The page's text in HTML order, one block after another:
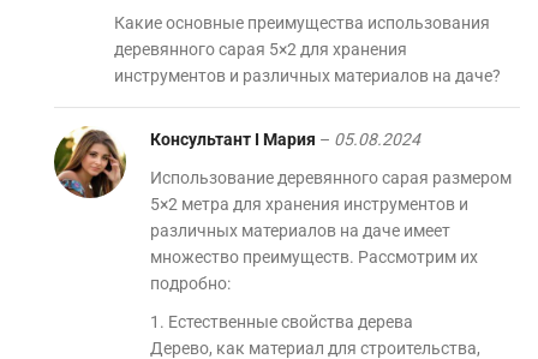
Какие основные преимущества использования
деревянного сарая 5×2 для хранения
инструментов и различных материалов на даче?
Консультант I Мария – 05.08.2024
Использование деревянного сарая размером
5×2 метра для хранения инструментов и
различных материалов на даче имеет
множество преимуществ. Рассмотрим их
подробно:
1. Естественные свойства дерева
Дерево, как материал для строительства,